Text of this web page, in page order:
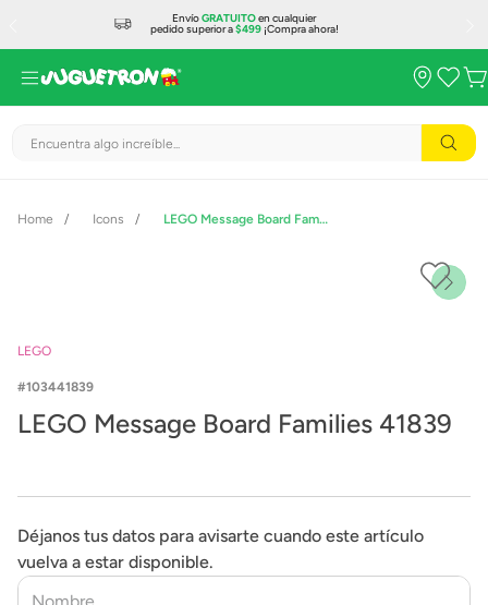
EnvíoGRATUITOen cualquier
pedido superior a$499¡Compra ahora!
Encuentra algo increíble...
Icons LEGO Message Board Families 41839
LEGO
103441839
LEGO Message Board Families 41839
Déjanos tus datos para avisarte cuando este artículo
vuelva a estar disponible.